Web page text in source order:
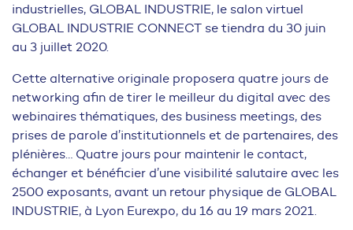
industrielles, GLOBAL INDUSTRIE, le salon virtuel
GLOBAL INDUSTRIE CONNECT se tiendra du 30 juin
au 3 juillet 2020.
Cette alternative originale proposera quatre jours de
networking afin de tirer le meilleur du digital avec des
webinaires thématiques, des business meetings, des
prises de parole d’institutionnels et de partenaires, des
plénières… Quatre jours pour maintenir le contact,
échanger et bénéficier d’une visibilité salutaire avec les
2500 exposants, avant un retour physique de GLOBAL
INDUSTRIE, à Lyon Eurexpo, du 16 au 19 mars 2021.